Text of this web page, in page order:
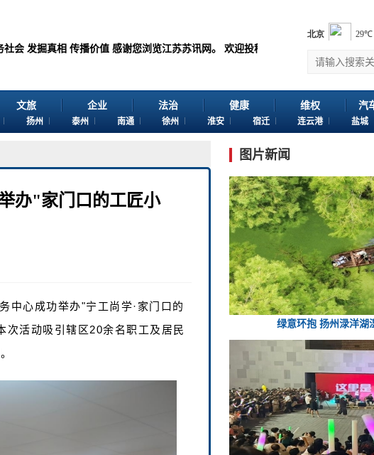
发掘真相 传播价值 感谢您浏览江苏苏讯网。 欢迎投稿：邮箱
文旅 企业 法治 健康 维权 汽
扬州 泰州 南通 徐州 淮安 宿迁 连云港 盐城
办"家门口的工匠小
中心成功举办"宁工尚学·家门口的
活动吸引辖区20余名职工及居民
图片新闻
绿意环抱 扬州渌洋湖